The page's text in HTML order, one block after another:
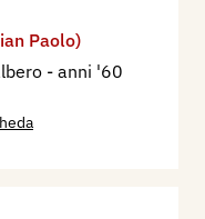
Paolo)
- anni '60